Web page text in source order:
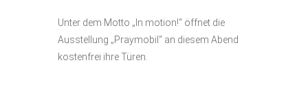
Unter dem Motto „In motion!“ öffnet die
Ausstellung „Praymobil“ an diesem Abend
kostenfrei ihre Türen.